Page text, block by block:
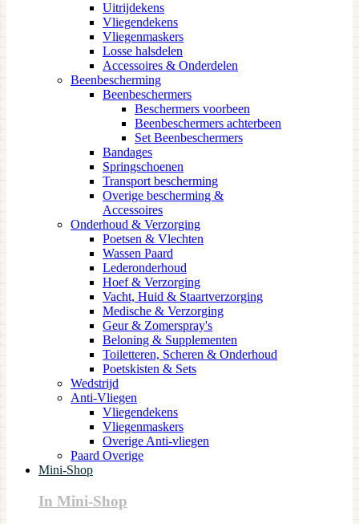
Uitrijdekens
Vliegendekens
Vliegenmaskers
Losse halsdelen
Accessoires & Onderdelen
Beenbescherming
Beenbeschermers
Beschermers voorbeen
Beenbeschermers achterbeen
Set Beenbeschermers
Bandages
Springschoenen
Transport bescherming
Overige bescherming &
Accessoires
Onderhoud & Verzorging
Poetsen & Vlechten
Wassen Paard
Lederonderhoud
Hoef & Verzorging
Vacht, Huid & Staartverzorging
Medische & Verzorging
Geur & Zomerspray's
Beloning & Supplementen
Toiletteren, Scheren & Onderhoud
Poetskisten & Sets
Wedstrijd
Anti-Vliegen
Vliegendekens
Vliegenmaskers
Overige Anti-vliegen
Paard Overige
Mini-Shop
In Mini-Shop